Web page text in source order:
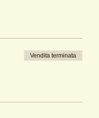
Vendita terminata